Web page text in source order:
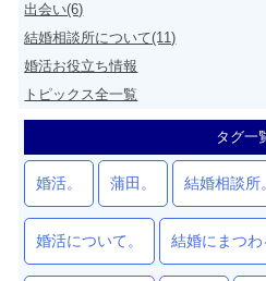
出会い(6)
結婚相談所について(11)
婚活お役立ち情報
トピックス全一覧
タグ一
婚活。 蒲田。 結婚相談所
婚活について。 結婚にまつわ